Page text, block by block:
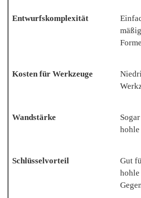
Entwurfskomplexität
Kosten für Werkzeuge
Wandstärke
hohle
Schlüsselvorteil
Gut
hohle